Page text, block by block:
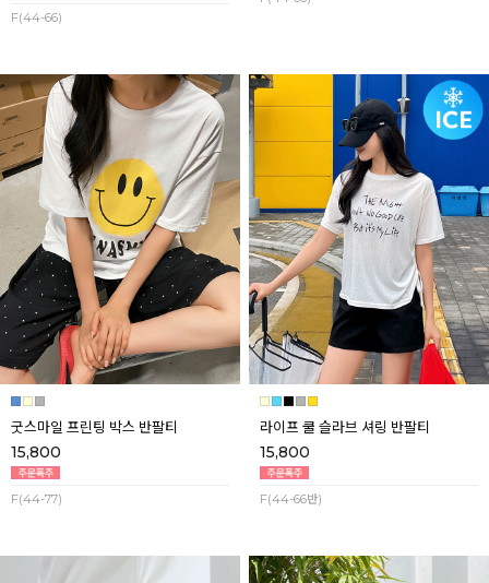
F(44-66)
굿스마일 프린팅 박스 반팔티
15,800
F(44-77)
라이프 쿨 슬라브 셔링 반팔티
15,800
F(44-66반)